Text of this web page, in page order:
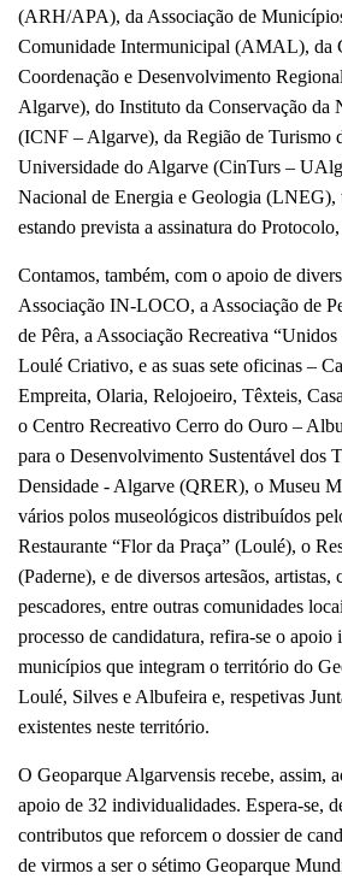
(ARH/APA), da Associação de
Comunidade Intermunicipal (AMAL), da
Coordenação e Desenvolvimento
Algarve), do Instituto da Conservação da
(ICNF – Algarve), da Região de Turismo
Universidade do Algarve (CinTurs –
Nacional de Energia e Geologia (LNEG),
estando prevista a assinatura do
Contamos, também, com o apoio de
Associação IN-LOCO, a Associação de
de Pêra, a Associação Recreativa
Loulé Criativo, e as suas sete oficinas –
Empreita, Olaria, Relojoeiro, Têxteis,
o Centro Recreativo Cerro do Ouro –
para o Desenvolvimento Sustentável dos
Densidade - Algarve (QRER), o Museu
vários polos museológicos distribuídos
Restaurante “Flor da Praça” (Loulé), o
(Paderne), e de diversos artesãos, artistas,
pescadores, entre outras comunidades
processo de candidatura, refira-se o apoio
municípios que integram o território do
Loulé, Silves e Albufeira e, respetivas
existentes neste território.
O Geoparque Algarvensis recebe, assim,
apoio de 32 individualidades. Espera-se,
contributos que reforcem o dossier de
de virmos a ser o sétimo Geoparque